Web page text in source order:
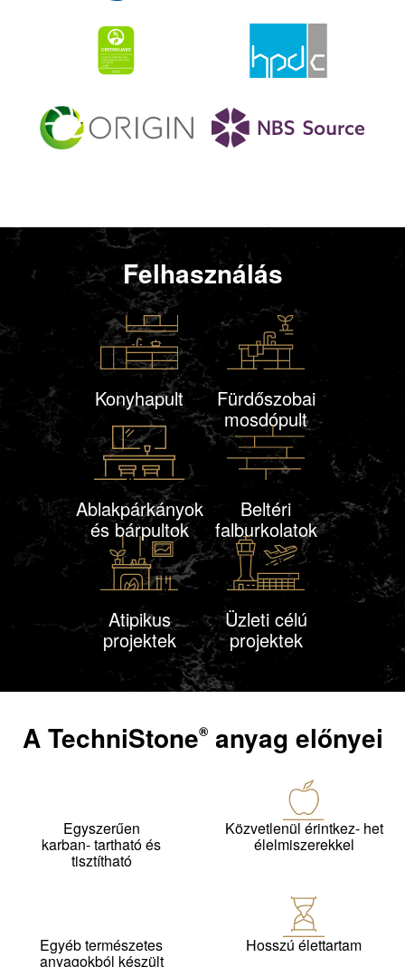
Felhasználás
Konyhapult Fürdőszobai
mosdópult
Ablakpárkányok
és bárpultok
Beltéri
falburkolatok
Atipikus
projektek
Üzleti célú
projektek
ATechniStone®anyag előnyei
Egyszerűen
karban- tartható és
tisztítható
Közvetlenül érintkez- het
élelmiszerekkel
Egyéb természetes
anyagokból készült
Hosszú élettartam